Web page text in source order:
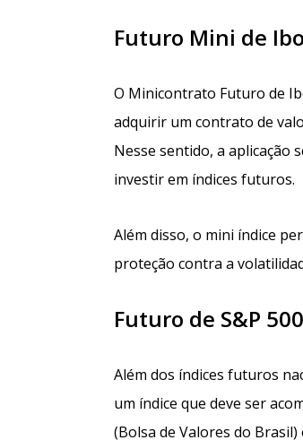
Futuro Mini de
O Minicontrato Futuro de
adquirir um contrato de
Nesse sentido, a aplicação
investir em índices futuros.
Além disso, o mini índice
proteção contra a
Futuro de S&P 500
Além dos índices futuros
um índice que deve ser
(Bolsa de Valores do Brasil)